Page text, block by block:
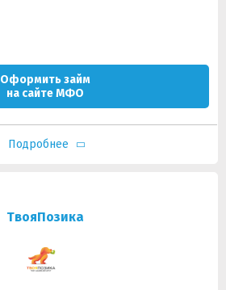
Оформить займ
на сайте МФО
Подробнее
ТвояПозика